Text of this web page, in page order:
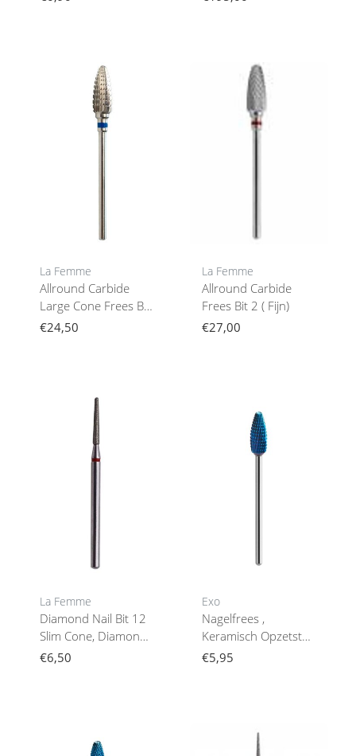
La Femme
Allround Carbide
Large Cone Frees Bit
1 ( Medium)
€24,50
La Femme
Allround Carbide
Frees Bit 2 ( Fijn)
€27,00
La Femme
Diamond Nail Bit 12
Slim Cone, Diamond
(Fine)
€6,50
Exo
Nagelfrees ,
Keramisch Opzetstuk
Nagelfreesharde
€5,95